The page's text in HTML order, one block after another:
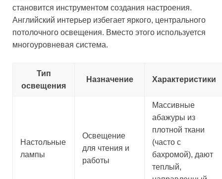
становится инструментом создания настроения.
Английский интерьер избегает яркого, центрального
потолочного освещения. Вместо этого используется
многоуровневая система.
Тип
освещения
Назначение Характеристики
Настольные
лампы
Освещение
для чтения и
работы
Массивные
абажуры из
плотной ткани
(часто с
бахромой), дают
теплый,